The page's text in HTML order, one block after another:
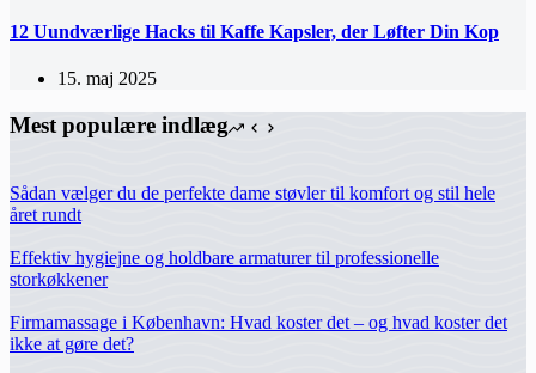
12 Uundværlige Hacks til Kaffe Kapsler, der Løfter Din Kop
15. maj 2025
Mest populære indlæg
Sådan vælger du de perfekte dame støvler til komfort og stil hele
året rundt
Effektiv hygiejne og holdbare armaturer til professionelle
storkøkkener
Firmamassage i København: Hvad koster det – og hvad koster det
ikke at gøre det?